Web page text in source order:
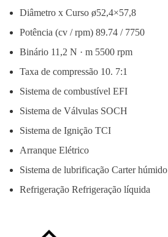
Diâmetro x Curso ø52,4×57,8
Potência (cv / rpm) 89.74 / 7750
Binário 11,2 N · m 5500 rpm
Taxa de compressão 10. 7:1
Sistema de combustível EFI
Sistema de Válvulas SOCH
Sistema de Ignição TCI
Arranque Elétrico
Sistema de lubrificação Carter húmido
Refrigeração Refrigeração líquida